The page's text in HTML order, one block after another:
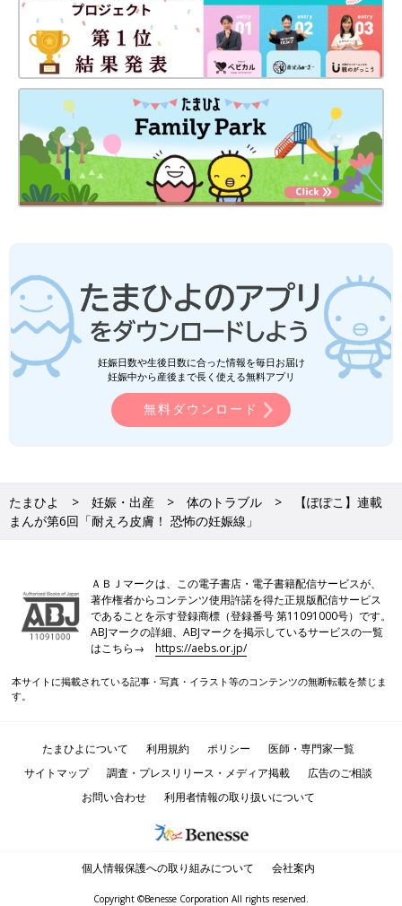
妊娠日数や生後日数に合った情報を毎日お届け
妊娠中から産後まで長く使える無料アプリ
無料ダウンロード
たまひよ 妊娠・出産 体のトラブル
【ぽぽこ】連載
まんが第6回「耐えろ皮膚！ 恐怖の妊娠線」
ＡＢＪマークは、この電子書店・電子書籍配信サービスが、
著作権者からコンテンツ使用許諾を得た正規版配信サービス
であることを示す登録商標（登録番号 第11091000号）です。
ABJマークの詳細、ABJマークを掲示しているサービスの一覧
はこちら→https://aebs.or.jp/
本サイトに掲載されている記事・写真・イラスト等のコンテンツの無断転載を禁じま
す。
たまひよについて 利用規約 ポリシー
医師・専門家一覧
サイトマップ
調査・プレスリリース・メディア掲載
広告のご相談
お問い合わせ
利用者情報の取り扱いについて
個人情報保護への取り組みについて 会社案内
Copyright ©Benesse Corporation All rights reserved.